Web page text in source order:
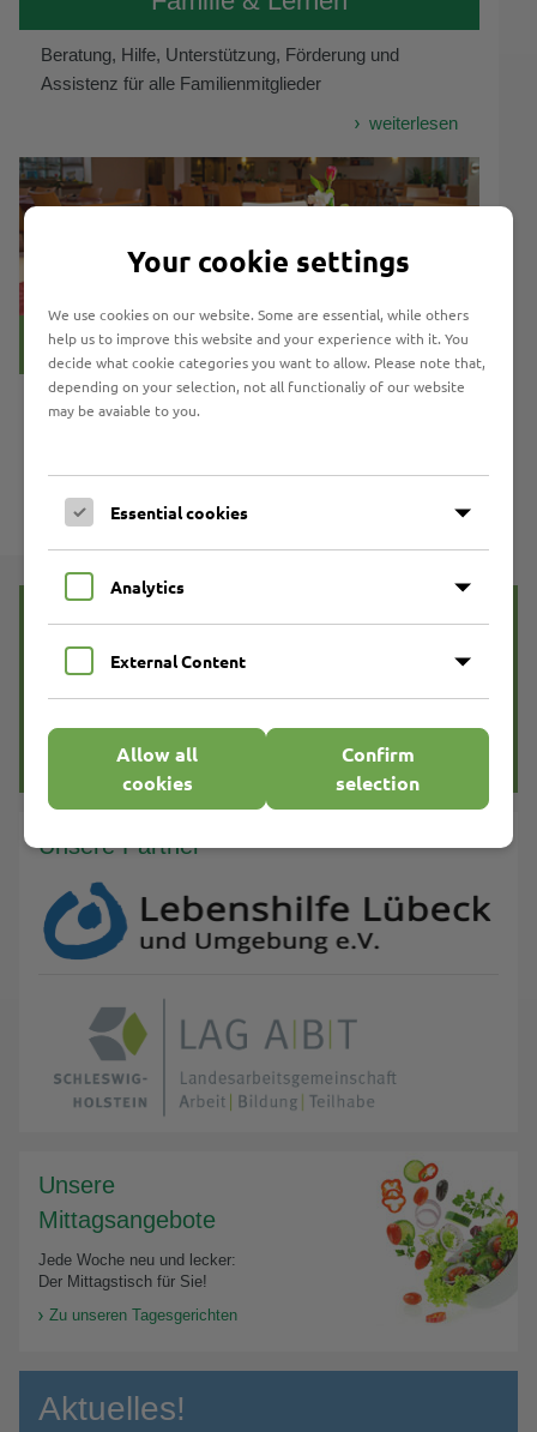
Beratung, Hilfe, Unterstützung, Förderung und
Assistenz für alle Familienmitglieder
weiterlesen
Gastronomie & Begegnung
Gaumenfreuden vor Ort, Familienfeiern,
Marli Pflege GmbH
Stationäre Pflege-Einrichtung
Ambulanter Pflege-Dienst
Unsere Partner
Unsere
Mittagsangebote
Jede Woche neu und lecker:
Der Mittagstisch für Sie!
Zu unseren Tagesgerichten
Aktuelles!
Your cookie settings
We use cookies on our website. Some are essential, while others
help us to improve this website and your experience with it. You
decide what cookie categories you want to allow. Please note that,
depending on your selection, not all functionaliy of our website
may be avaiable to you.
Essential cookies
Analytics
External Content
Allow all
cookies
Confirm
selection